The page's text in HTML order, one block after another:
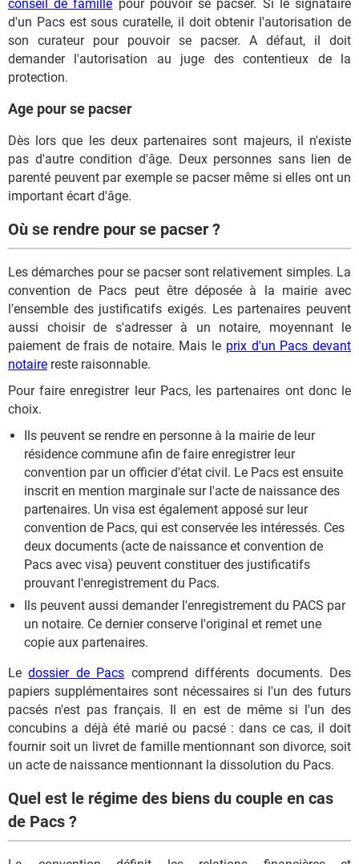
conseil de famille pour pouvoir se pacser. Si le signataire
d'un Pacs est sous curatelle, il doit obtenir l'autorisation de
son curateur pour pouvoir se pacser. A défaut, il doit
demander l'autorisation au juge des contentieux de la
protection.
Age pour se pacser
Dès lors que les deux partenaires sont majeurs, il n'existe
pas d'autre condition d'âge. Deux personnes sans lien de
parenté peuvent par exemple se pacser même si elles ont un
important écart d'âge.
Où se rendre pour se pacser ?
Les démarches pour se pacser sont relativement simples. La
convention de Pacs peut être déposée à la mairie avec
l'ensemble des justificatifs exigés. Les partenaires peuvent
aussi choisir de s'adresser à un notaire, moyennant le
paiement de frais de notaire. Mais le prix d'un Pacs devant
notaire reste raisonnable.
Pour faire enregistrer leur Pacs, les partenaires ont donc le
choix.
Ils peuvent se rendre en personne à la mairie de leur
résidence commune afin de faire enregistrer leur
convention par un officier d'état civil. Le Pacs est ensuite
inscrit en mention marginale sur l'acte de naissance des
partenaires. Un visa est également apposé sur leur
convention de Pacs, qui est conservée les intéressés. Ces
deux documents (acte de naissance et convention de
Pacs avec visa) peuvent constituer des justificatifs
prouvant l'enregistrement du Pacs.
Ils peuvent aussi demander l'enregistrement du PACS par
un notaire. Ce dernier conserve l'original et remet une
copie aux partenaires.
Ledossier de Pacs comprend différents documents. Des
papiers supplémentaires sont nécessaires si l'un des futurs
pacsés n'est pas français. Il en est de même si l'un des
concubins a déjà été marié ou pacsé : dans ce cas, il doit
fournir soit un livret de famille mentionnant son divorce, soit
un acte de naissance mentionnant la dissolution du Pacs.
Quel est le régime des biens du couple en cas
de Pacs ?